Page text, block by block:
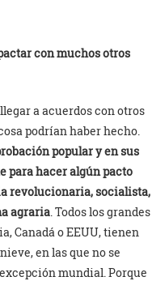
con muchos otros
a acuerdos con otros
podrían haber hecho.
popular y en sus
para hacer algún pacto
revolucionaria, socialista,
agraria . Todos los grandes
Canadá o EEUU, tienen
en las que no se
mundial. Porque